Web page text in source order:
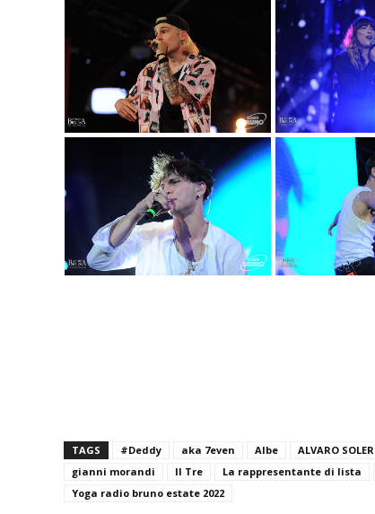
TAGS #Deddy aka 7even Albe ALVARO SOLER
gianni morandi
Il Tre La rappresentante di lista
Yoga radio bruno estate 2022